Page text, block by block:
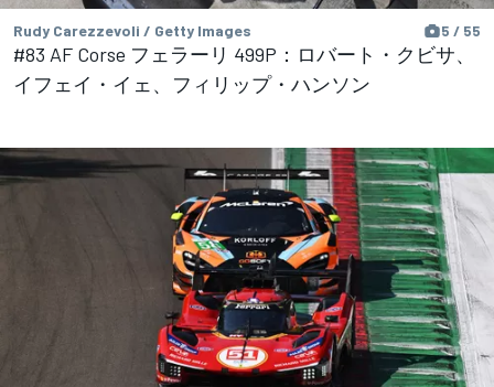
Rudy Carezzevoli / Getty Images 5 / 55
#83 AF Corse フェラーリ 499P：ロバート・クビサ、
イフェイ・イェ、フィリップ・ハンソン